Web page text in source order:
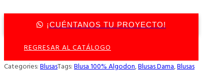
¡CUÉNTANOS TU PROYECTO!
REGRESAR AL CATÁLOGO
Categories:BlusasTags:Blusa 100% Algodon,Blusas Dama,Blusas